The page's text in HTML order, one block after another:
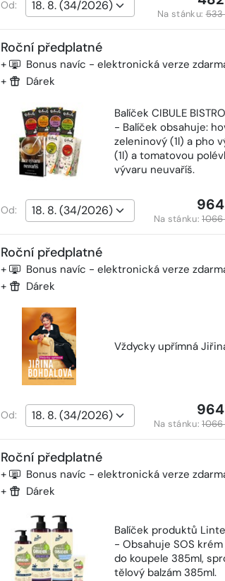
Od:
Na stánku:533
Roční předplatné
+ Bonus navíc - elektronická verze
+ Dárek
Balíček CIBULE
- Balíček obsahuje:
zeleninový (1l) a pho
(1l) a tomatovou
vývaru neuvaříš.
Od: 964
Na stánku:1066
Roční předplatné
+ Bonus navíc - elektronická verze
+ Dárek
Vždycky upřímná
Od: 964
Na stánku:1066
Roční předplatné
+ Bonus navíc - elektronická verze
+ Dárek
Balíček produktů
- Obsahuje SOS
do koupele 385ml,
tělový balzám 385ml.